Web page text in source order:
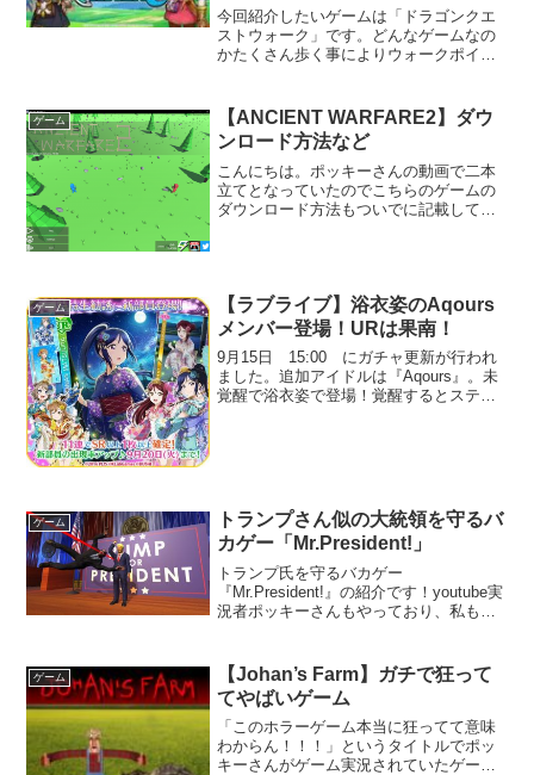
今回紹介したいゲームは「ドラゴンクエ
ストウォーク」です。どんなゲームなの
かたくさん歩く事によりウォークポイン
揃えてシナリオを進めていくゲーム性で
す。モンスターを倒すとこ...
ゲーム
【ANCIENT WARFARE2】ダウ
ンロード方法など
こんにちは。ポッキーさんの動画で二本
立てとなっていたのでこちらのゲームの
ダウンロード方法もついでに記載してお
ゲーム
【ラブライブ】浴衣姿のAqours
メンバー登場！URは果南！
9月15日 15:00 にガチャ更新が行われ
ました。追加アイドルは『Aqours』。未
覚醒で浴衣姿で登場！覚醒するとステー
ゲーム
トランプさん似の大統領を守るバ
カゲー「Mr.President!」
トランプ氏を守るバカゲー
『Mr.President!』の紹介です！youtube実
況者ポッキーさんもやっており、私もそ
単です。ボディーガードとなって「R...
ゲーム
【Johan’s Farm】ガチで狂って
てやばいゲーム
「このホラーゲーム本当に狂ってて意味
わからん！！！」というタイトルでポッ
キーさんがゲーム実況されていたゲーム